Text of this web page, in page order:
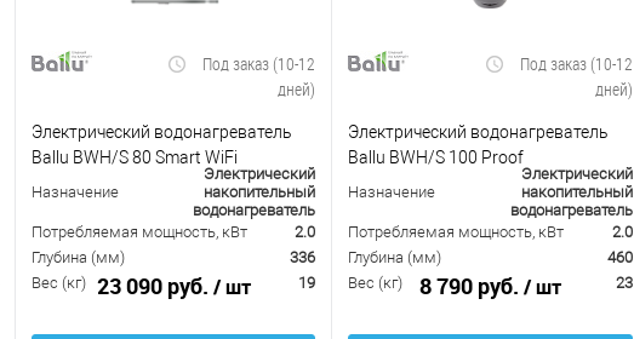
Под заказ (10-12
дней)
Электрический водонагреватель
Ballu BWH/S 80 Smart WiFi
Назначение
Электрический
накопительный
водонагреватель
Потребляемая мощность, кВт
2.0
Глубина (мм)
336
Вес (кг)
19
23 090 руб. / шт
Под заказ (10-12
дней)
Электрический водонагреватель
Ballu BWH/S 100 Proof
Назначение
Электрический
накопительный
водонагреватель
Потребляемая мощность, кВт
2.0
Глубина (мм)
460
Вес (кг)
23
8 790 руб. / шт